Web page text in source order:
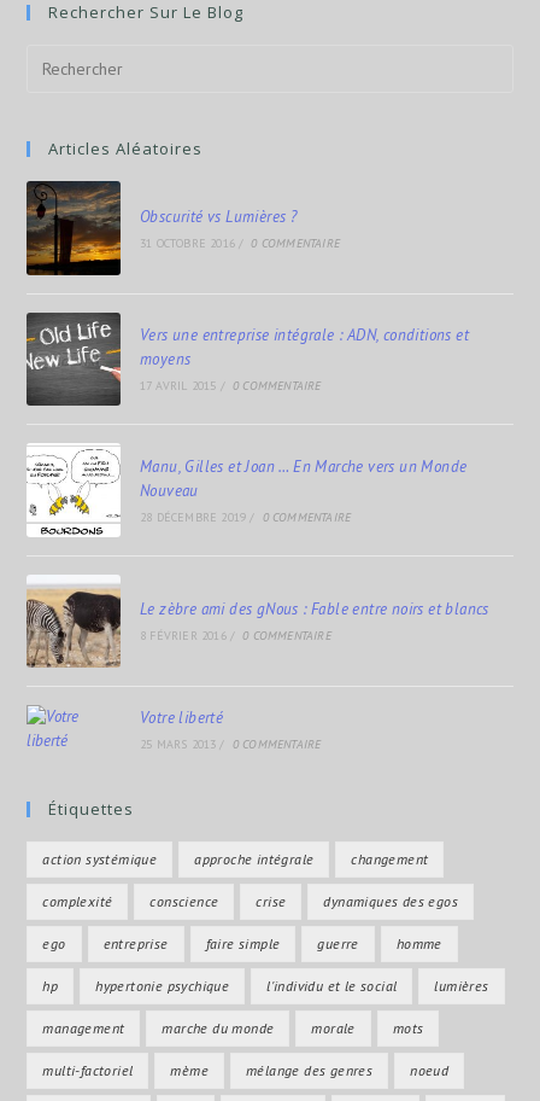
Rechercher Sur Le Blog
Articles Aléatoires
Obscurité vs Lumières ?
31 OCTOBRE 2016 / 0 COMMENTAIRE
Vers une entreprise intégrale : ADN, conditions et
moyens
17 AVRIL 2015 / 0 COMMENTAIRE
Manu, Gilles et Joan … En Marche vers un Monde
Nouveau
28 DÉCEMBRE 2019 / 0 COMMENTAIRE
Le zèbre ami des gNous : Fable entre noirs et blancs
8 FÉVRIER 2016 / 0 COMMENTAIRE
Votre liberté
25 MARS 2013 / 0 COMMENTAIRE
Étiquettes
action systémique approche intégrale changement
complexité conscience crise dynamiques des egos
ego entreprise faire simple guerre homme
hp hypertonie psychique l'individu et le social lumières
management marche du monde morale mots
multi-factoriel mème mélange des genres noeud